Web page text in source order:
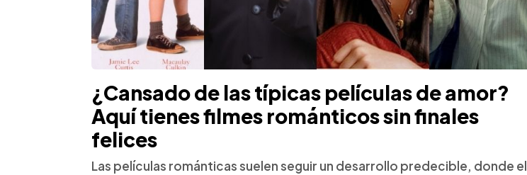
¿Cansado de las típicas películas de amor?
Aquí tienes filmes románticos sin finales
felices
Las películas románticas suelen seguir un desarrollo predecible, donde el